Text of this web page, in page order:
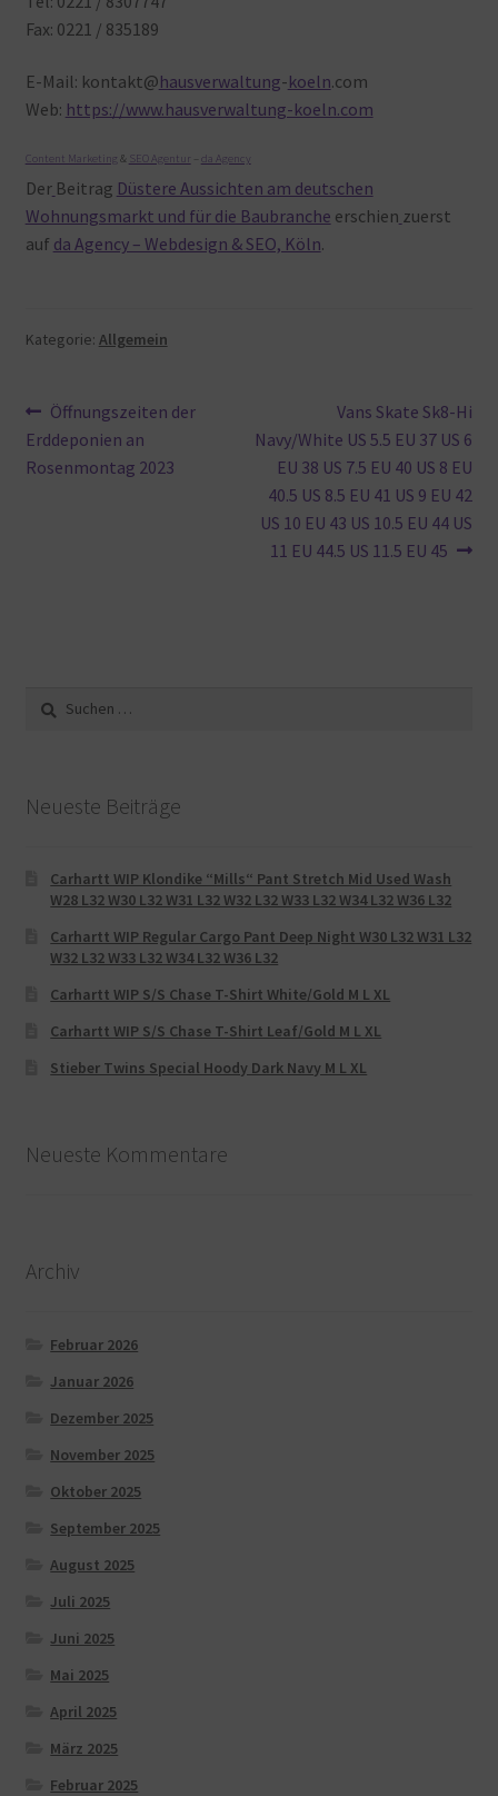
Fax: 0221 / 835189
E-Mail: kontakt@hausverwaltung-koeln.com
Web: https://www.hausverwaltung-koeln.com
Content Marketing & SEO Agentur da Agency
Der Beitrag Düstere Aussichten am deutschen
Wohnungsmarkt und für die Baubranche erschien zuerst
auf da Agency – Webdesign & SEO, Köln.
Kategorie: Allgemein
Beitragsnavigation
Vorheriger
Beitrag:
Öffnungszeiten der
Erddeponien an
Rosenmontag 2023
Nächster
Beitrag:
Vans Skate Sk8-Hi
Navy/White US 5.5 EU 37 US 6
EU 38 US 7.5 EU 40 US 8 EU
40.5 US 8.5 EU 41 US 9 EU 42
US 10 EU 43 US 10.5 EU 44 US
11 EU 44.5 US 11.5 EU 45
nach:
Neueste Beiträge
Carhartt WIP Klondike “Mills“ Pant Stretch Mid Used Wash
W28 L32 W30 L32 W31 L32 W32 L32 W33 L32 W34 L32 W36 L32
Carhartt WIP Regular Cargo Pant Deep Night W30 L32 W31 L32
W32 L32 W33 L32 W34 L32 W36 L32
Carhartt WIP S/S Chase T-Shirt White/Gold M L XL
Carhartt WIP S/S Chase T-Shirt Leaf/Gold M L XL
Stieber Twins Special Hoody Dark Navy M L XL
Neueste Kommentare
Archiv
Februar 2026
Januar 2026
Dezember 2025
November 2025
Oktober 2025
September 2025
August 2025
Juli 2025
Juni 2025
Mai 2025
April 2025
März 2025
Februar 2025